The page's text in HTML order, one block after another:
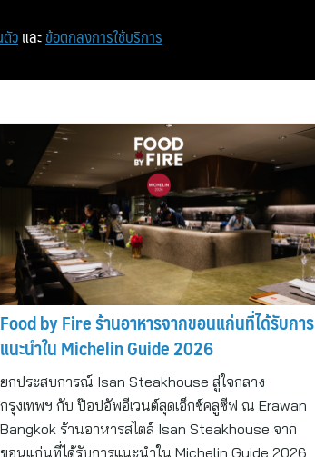
หน้าแรก ท่องเที่ยว
Food by Fire ร้านอาหารจากขอนแก่นที่ได้รับการ
แนะนำใน Michelin Guide 2026
ยกประสบการณ์ Isan Steakhouse สู่ใจกลาง
กรุงเทพฯ กับ ป๊อปอัพอีเวนต์สุดเอ็กซ์คลูซีฟ ณ Erawan
Bangkok ร้านอาหารสไตล์ Isan Steakhouse จาก
ขอนแก่นที่ได้รับการแนะนำใน Michelin Guide 2026
ตัว และ ข้อตกลงการใช้บริการ